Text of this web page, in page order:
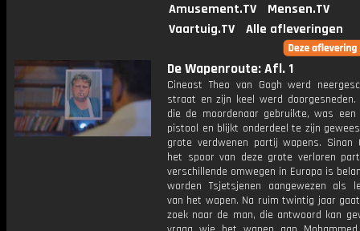
Amusement.TV
Mensen.TV
Vaartuig.TV
Alle afleveringen
De Wapenroute: Afl. 1
Cineast Theo van Gogh werd
straat en zijn keel werd doorgesneden.
die de moordenaar gebruikte, was een
pistool en blijkt onderdeel te zijn
grote verdwenen partij wapens. Sinan
het spoor van deze grote verloren
verschillende omwegen in Europa is
worden Tsjetsjenen aangewezen als
van het wapen. Na ruim twintig jaar
zoek naar de man, die antwoord kan